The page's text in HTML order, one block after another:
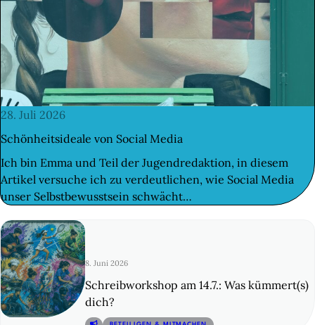
DU HILFE
& MITMACHEN
& DANACH
& BUDGET
& KULTUR
© 1
28. Juli 2026
Schönheitsideale von Social Media
Ich bin Emma und Teil der Jugendredaktion, in diesem
Artikel versuche ich zu verdeutlichen, wie Social Media
unser Selbstbewusstsein schwächt…
8. Juni 2026
Schreibworkshop am 14.7.: Was kümmert(s)
dich?